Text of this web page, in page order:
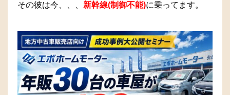
その彼は今、、、 新幹線(制御不能)に乗ってます。